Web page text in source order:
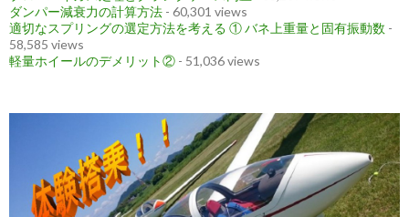
ダンパー減衰力の計算方法 - 60,301 views
適切なスプリングの選定方法を考える ① バネ上重量と固有振動数 -
58,585 views
軽量ホイールのデメリット② - 51,036 views